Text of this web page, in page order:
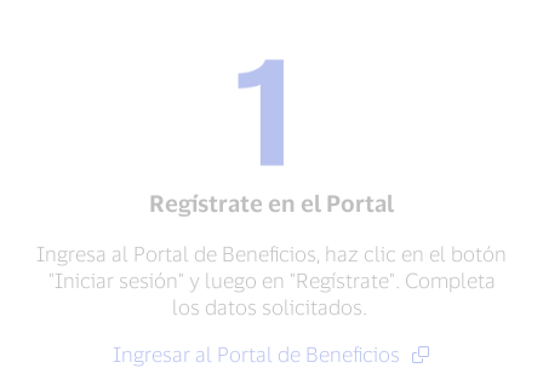
Regístrate en el Portal
Ingresa al Portal de Beneficios, haz clic en el botón
"Iniciar sesión" y luego en "Regístrate". Completa
los datos solicitados.
Ingresar al Portal de Beneficios